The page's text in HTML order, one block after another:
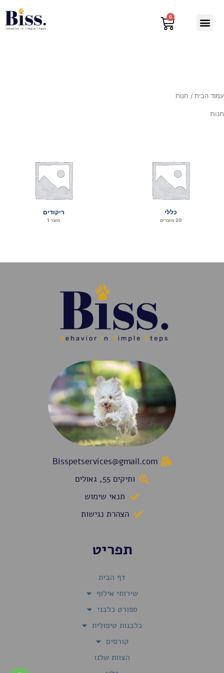
0
עגלת
עמוד הבית / חנות
חנות
כללי
20 מוצרים
ריקודים
מוצר 1
Bisspetservices@gmail.com
ותיקים 55, גאולים
תנאי שימוש
הצהרת נגישות
תפריט
דף הבית
שירותי אילוף
ספורט כלבני
כלבנות טיפולית
קורסים
הצוות שלנו